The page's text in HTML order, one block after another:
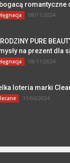
romantyczne
08/11/2024
PURE
na prezent dla
08/11/2024
loteria marki
11/06/2024